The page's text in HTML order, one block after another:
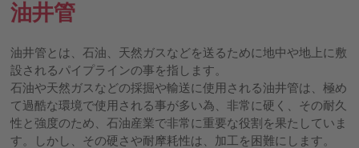
油井管
油井管とは、石油、天然ガスなどを送るために地中や地上に敷
設されるパイプラインの事を指します。
石油や天然ガスなどの採掘や輸送に使用される油井管は、極め
て過酷な環境で使用される事が多い為、非常に硬く、その耐久
性と強度のため、石油産業で非常に重要な役割を果たしていま
す。しかし、その硬さや耐摩耗性は、加工を困難にします。